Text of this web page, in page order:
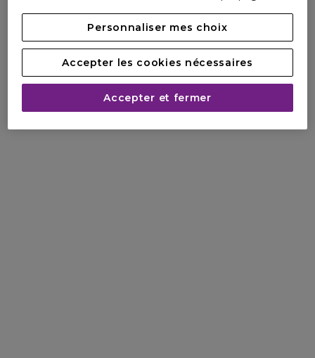
Personnaliser mes choix
Accepter les cookies nécessaires
Accepter et fermer